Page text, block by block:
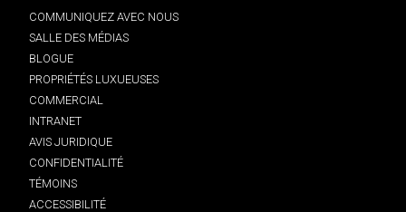
COMMUNIQUEZ AVEC NOUS
SALLE DES MÉDIAS
BLOGUE
PROPRIÉTÉS LUXUEUSES
COMMERCIAL
INTRANET
AVIS JURIDIQUE
CONFIDENTIALITÉ
TÉMOINS
ACCESSIBILITÉ